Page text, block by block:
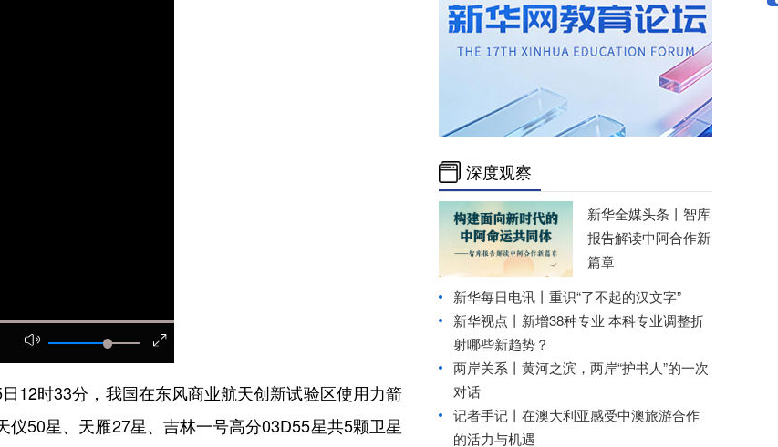
时33分，我国在东风商业航天创新试验区使用力箭
50星、天雁27星、吉林一号高分03D55星共5颗卫星
深度观察
新华全媒头条丨 智库
报告解读中阿合作新
篇章
新华每日电讯丨 重识“了不起的汉文字”
新华视点丨 新增38种专业 本科专业调整折
射哪些新趋势？
两岸关系丨 黄河之滨，两岸“护书人”的一次
对话
记者手记丨在澳大利亚感受中澳旅游合作
的活力与机遇